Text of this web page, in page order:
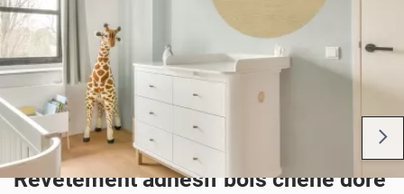
Revêtement adhésif bois chêne doré